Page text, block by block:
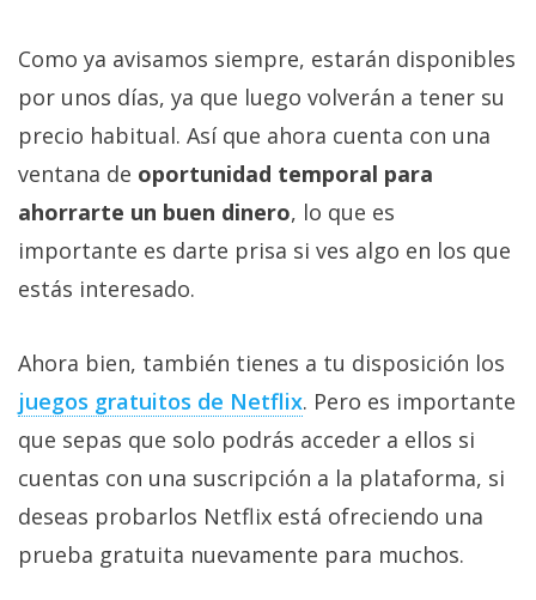
Como ya avisamos siempre, estarán disponibles
por unos días, ya que luego volverán a tener su
precio habitual. Así que ahora cuenta con una
ventana de oportunidad temporal para
ahorrarte un buen dinero, lo que es
importante es darte prisa si ves algo en los que
estás interesado.
Ahora bien, también tienes a tu disposición los
juegos gratuitos de Netflix‎. Pero es importante
que sepas que solo podrás acceder a ellos si
cuentas con una suscripción a la plataforma, si
deseas probarlos Netflix está ofreciendo una
prueba gratuita nuevamente para muchos.